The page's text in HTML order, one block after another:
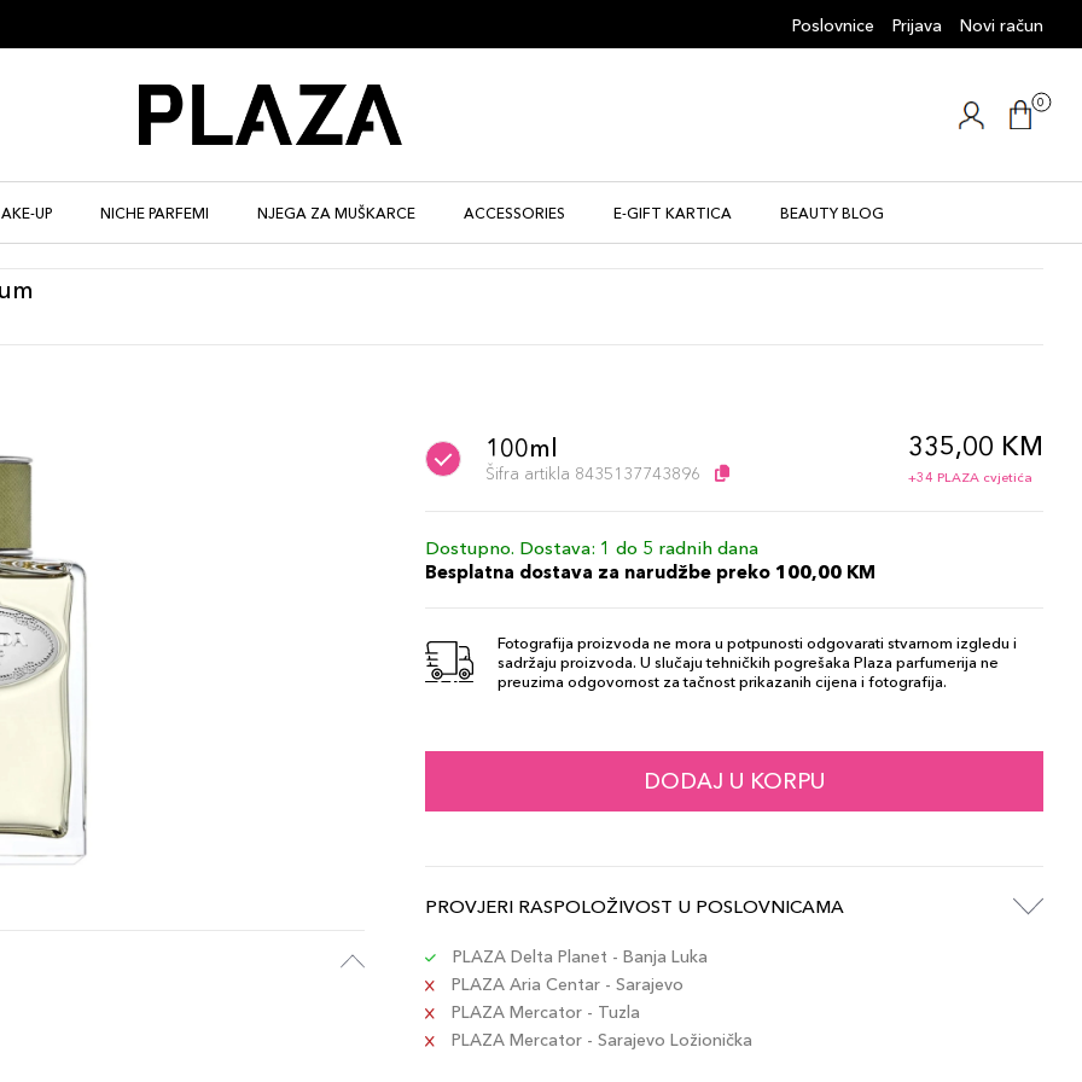
Poslovnice Prijava Novi račun
0
UP NICHE PARFEMI NJEGA ZA MUŠKARCE ACCESSORIES E-GIFT KARTICA BEAUTY BLOG
100ml
Šifra artikla 8435137743896
335,00 KM
+34 PLAZA cvjetića
Dostupno. Dostava: 1 do 5 radnih dana
Besplatna dostava za narudžbe preko 100,00 KM
Fotografija proizvoda ne mora u potpunosti odgovarati stvarnom izgledu i
sadržaju proizvoda. U slučaju tehničkih pogrešaka Plaza parfumerija ne
preuzima odgovornost za tačnost prikazanih cijena i fotografija.
DODAJ U KORPU
PROVJERI RASPOLOŽIVOST U POSLOVNICAMA
PLAZA Delta Planet - Banja Luka
PLAZA Aria Centar - Sarajevo
PLAZA Mercator - Tuzla
PLAZA Mercator - Sarajevo Ložionička